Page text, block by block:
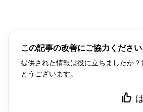
この記事の改善にご協力ください
提供された情報は役に立ちましたか
とうございます。